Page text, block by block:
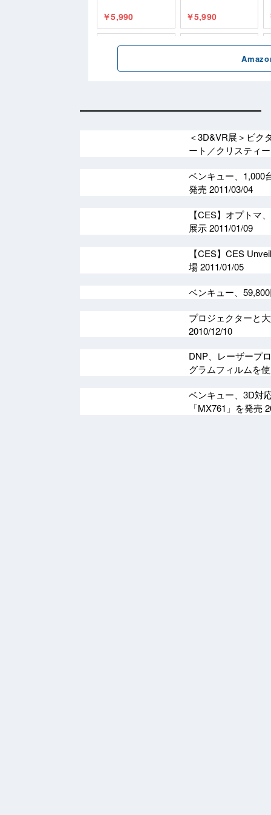
＜3D&VR展＞ビク
ート／クリスティ
ベンキュー、1,000
発売 2011/03/04
【CES】オプトマ
展示2011/01/09
【CES】CES
場2011/01/05
ベンキュー、
プロジェクターと
2010/12/10
DNP、レーザープ
グラムフィルムを
ベンキュー、3D対
「MX761」を発売